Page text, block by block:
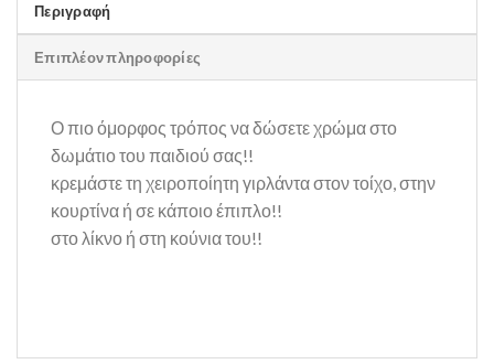
Περιγραφή
Επιπλέον πληροφορίες
Ο πιο όμορφος τρόπος να δώσετε χρώμα στο
δωμάτιο του παιδιού σας!!
κρεμάστε τη χειροποίητη γιρλάντα στον τοίχο, στην
κουρτίνα ή σε κάποιο έπιπλο!!
στο λίκνο ή στη κούνια του!!